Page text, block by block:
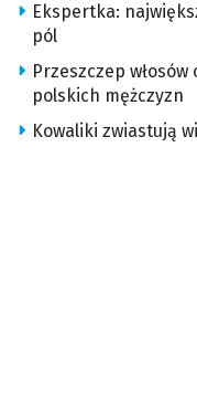
Ekspertka:
pól
Przeszczep
polskich mężczyzn
Kowaliki zwiastują